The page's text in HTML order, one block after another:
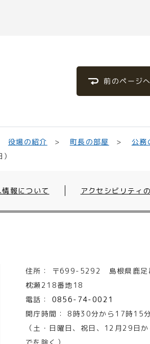
前のページ
役場の紹介 町長の部屋 公務
報について アクセシビリティ
住所： 〒699-5292 島根県鹿
枕瀬218番地18
電話：
0856-74-0021
開庁時間：
8時30分から17時15
（土・日曜日、祝日、12月29日